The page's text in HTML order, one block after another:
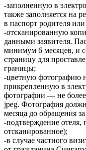
-заполненную в
также заполняется на
в паспорт родителя или
-отсканированную
данными заявителя.
минимум 6 месяцев, и
страницу для
границы;
-цветную фотографию
прикрепленную в
фотографии — не
jpeg. Фотография
месяца до обращения
-подтверждение отеля,
отсканированное);
-в случае частного